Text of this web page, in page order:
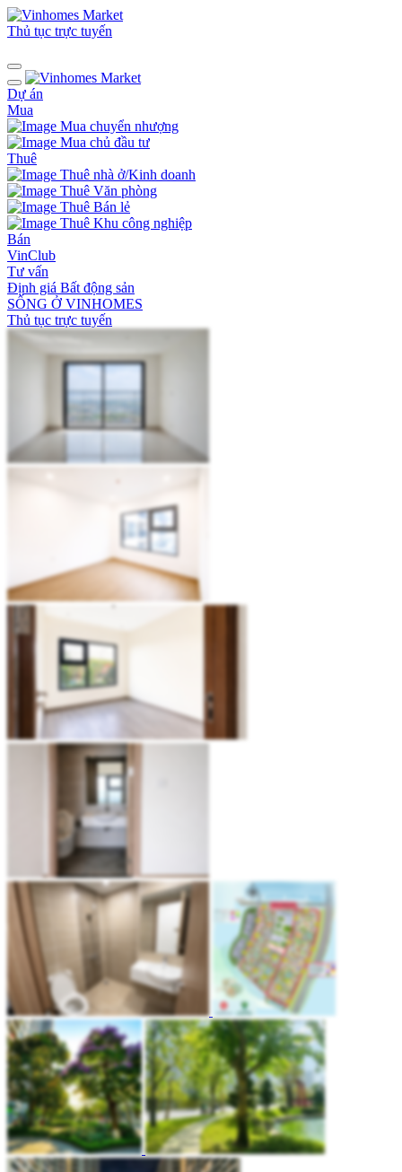
Thủ tục trực tuyến
Dự án
Mua
Mua chuyển nhượng
Mua chủ đầu tư
Thuê
Thuê nhà ở/Kinh doanh
Thuê Văn phòng
Thuê Bán lẻ
Thuê Khu công nghiệp
Bán
VinClub
Tư vấn
Định giá Bất động sản
SỐNG Ở VINHOMES
Thủ tục trực tuyến